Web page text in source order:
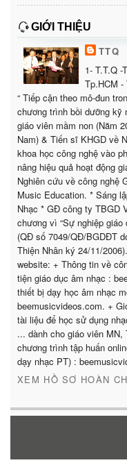
GIỚI THIỆU
TTQ
1- T.T.Q -
Tp.HCM
“ Tiếp cận theo mô-đun
chương trình bồi dưỡng kỹ
giáo viên mầm non (Năm
Nam) & Tiến sĩ KHGD về
khoa học công nghệ vào
nâng hiệu quả hoạt động
Nghiên cứu về công nghệ
Music Education. * Sáng
Nhạc * GĐ công ty TBGD
chương vì “Sự nghiệp giáo
(QĐ số 7049/QĐ/BGDĐT
Thiện Nhân ký 24/11/
website: + Thông tin về
tiện giáo dục âm nhạc :
thiết bị dạy học âm nhạc
beemusicvideos.com. +
tài liệu để học sử dụng
... dành cho giáo viên MN,
chương trình tập huấn
dạy nhạc PT) :
XEM HỒ SƠ HOÀN